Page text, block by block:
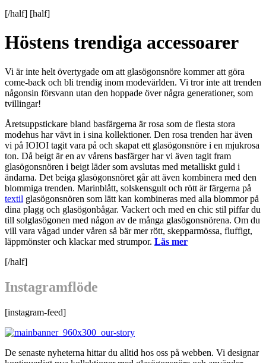
[/half] [half]
Höstens trendiga accessoarer
Vi är inte helt övertygade om att glasögonsnöre kommer att göra
come-back och bli trendig inom modevärlden. Vi tror inte att trenden
någonsin försvann utan den hoppade över några generationer, som
tvillingar!
Åretsuppstickare bland basfärgerna är rosa som de flesta stora
modehus har vävt in i sina kollektioner. Den rosa trenden har även
vi på IOIOI tagit vara på och skapat ett glasögonsnöre i en mjukrosa
ton. Då beigt är en av vårens basfärger har vi även tagit fram
glasögonsnören i beigt läder som avslutas med metalliskt guld i
ändarna. Det beiga glasögonsnöret går att även kombinera med den
blommiga trenden. Marinblått, solskensgult och rött är färgerna på
textil glasögonsnören som lätt kan kombineras med alla blommor på
dina plagg och glasögonbågar. Vackert och med en chic stil piffar du
till solglasögonen med någon av de många glasögonsnörena. Om du
vill vara vågad under våren så bär mer rött, skepparmössa, fluffigt,
läppmönster och klackar med strumpor. Läs mer
[/half]
Instagramflöde
[instagram-feed]
De senaste nyheterna hittar du alltid hos oss på webben. Vi designar